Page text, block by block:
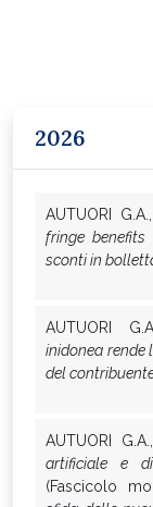
2026
AUTUORI G.A.,
fringe benefits
sconti in
AUTUORI
inidonea rende
del
AUTUORI G.A.,
artificiale e
(Fascicolo